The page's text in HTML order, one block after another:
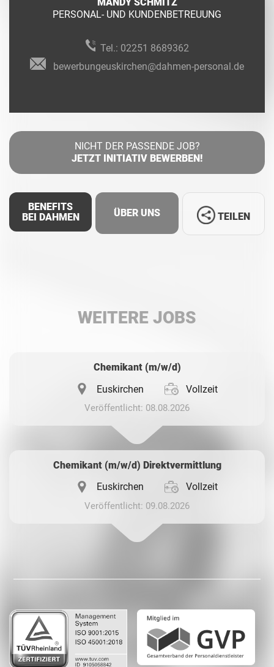
MANDY SCHMITZ
PERSONAL- UND KUNDENBETREUUNG
Tel.: 02251 8689362
bewerbungeuskirchen@dahmen-personal.de
NICHT DER PASSENDE JOB?
JETZT INITIATIV BEWERBEN!
BENEFITS
BEI DAHMEN
ÜBER UNS TEILEN
WEITERE JOBS
Chemikant (m/w/d)
Euskirchen
Vollzeit
Veröffentlicht: 08.08.2026
Chemikant (m/w/d) Direktvermittlung
Euskirchen
Vollzeit
Veröffentlicht: 09.08.2026